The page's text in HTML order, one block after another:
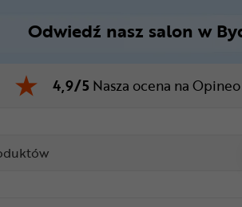
Odwiedź nasz salon w
4,9/5 Nasza ocena na Opineo